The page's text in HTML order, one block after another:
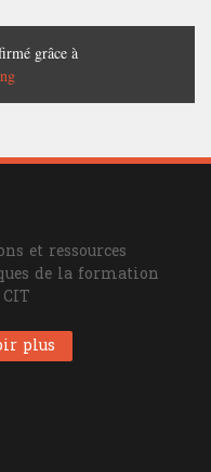
grâce à
et ressources
de la formation
plus